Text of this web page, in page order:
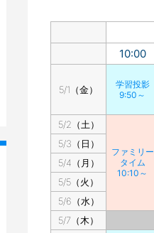
10:00
5/1（金）
学習投影
9:50～
5/2（土）
ファミリー
タイム
10:10～
5/3（日）
5/4（月）
5/5（火）
5/6（水）
5/7（木）